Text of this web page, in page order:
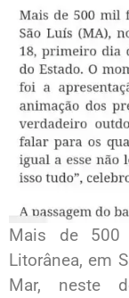
Mais de 500
Litorânea, em
Mar, neste